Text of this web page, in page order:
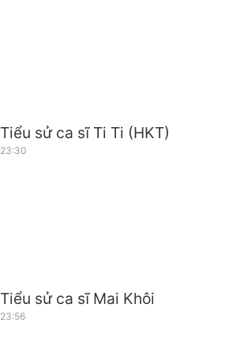
Tiểu sử ca sĩ Ti Ti (HKT)
23:30
Tiểu sử ca sĩ Mai Khôi
23:56